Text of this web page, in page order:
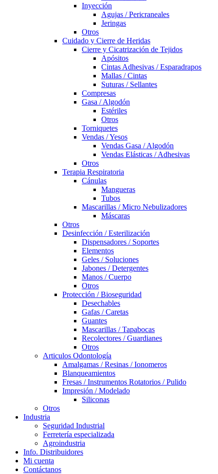
Inyección
Agujas / Pericraneales
Jeringas
Otros
Cuidado y Cierre de Heridas
Cierre y Cicatrización de Tejidos
Apósitos
Cintas Adhesivas / Esparadrapos
Mallas / Cintas
Suturas / Sellantes
Compresas
Gasa / Algodón
Estériles
Otros
Torniquetes
Vendas / Yesos
Vendas Gasa / Algodón
Vendas Elásticas / Adhesivas
Otros
Terapia Respiratoria
Cánulas
Mangueras
Tubos
Mascarillas / Micro Nebulizadores
Máscaras
Otros
Desinfección / Esterilización
Dispensadores / Soportes
Elementos
Geles / Soluciones
Jabones / Detergentes
Manos / Cuerpo
Otros
Protección / Bioseguridad
Desechables
Gafas / Caretas
Guantes
Mascarillas / Tapabocas
Recolectores / Guardianes
Otros
Articulos Odontología
Amalgamas / Resinas / Ionomeros
Blanqueamientos
Fresas / Instrumentos Rotatorios / Pulido
Impresión / Modelado
Siliconas
Otros
Industria
Seguridad Industrial
Ferretería especializada
Agroindustria
Info. Distribuidores
Mi cuenta
Contáctanos